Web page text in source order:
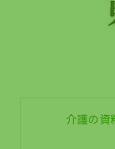
介護の資